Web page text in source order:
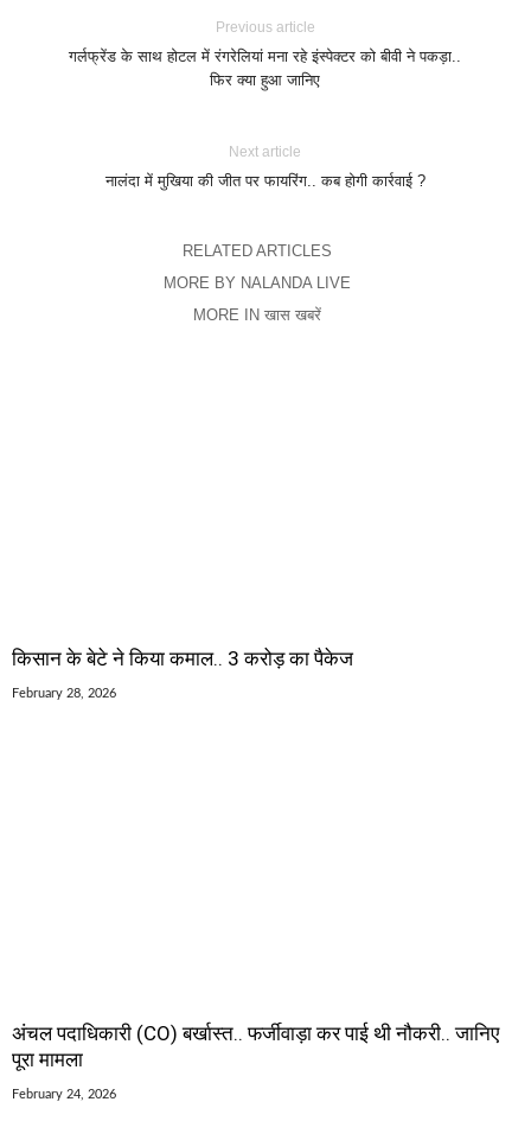
Previous article
गर्लफ्रेंड के साथ होटल में रंगरेलियां मना रहे इंस्पेक्टर को बीवी ने पकड़ा..
फिर क्या हुआ जानिए
Next article
नालंदा में मुखिया की जीत पर फायरिंग.. कब होगी कार्रवाई ?
RELATED ARTICLES
MORE BY NALANDA LIVE
MORE IN खास खबरें
किसान के बेटे ने किया कमाल.. 3 करोड़ का पैकेज
February 28, 2026
अंचल पदाधिकारी (CO) बर्खास्त.. फर्जीवाड़ा कर पाई थी नौकरी.. जानिए
पूरा मामला
February 24, 2026